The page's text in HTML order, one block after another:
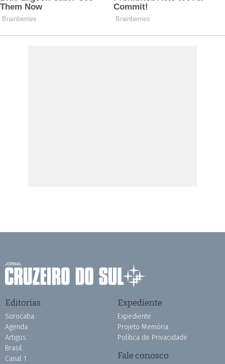
Editorias
Sorocaba
Agenda
Artigos
Brasil
Canal 1
Expediente
Expediente
Projeto Memória
Política de Privacidade
Fale conosco